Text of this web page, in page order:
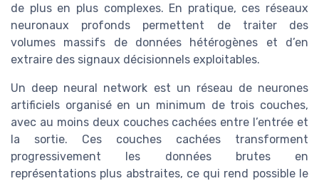
de plus en plus complexes. En pratique, ces réseaux
neuronaux profonds permettent de traiter des
volumes massifs de données hétérogènes et d’en
extraire des signaux décisionnels exploitables.
Un deep neural network est un réseau de neurones
artificiels organisé en un minimum de trois couches,
avec au moins deux couches cachées entre l’entrée et
la sortie. Ces couches cachées transforment
progressivement les données brutes en
représentations plus abstraites, ce qui rend possible le